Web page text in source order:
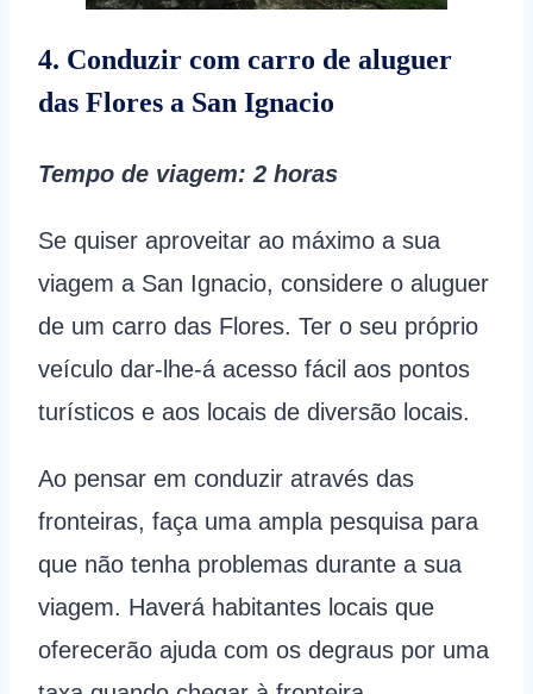
4. Conduzir com carro de aluguer
das Flores a San Ignacio
Tempo de viagem: 2 horas
Se quiser aproveitar ao máximo a sua
viagem a San Ignacio, considere o aluguer
de um carro das Flores. Ter o seu próprio
veículo dar-lhe-á acesso fácil aos pontos
turísticos e aos locais de diversão locais.
Ao pensar em conduzir através das
fronteiras, faça uma ampla pesquisa para
que não tenha problemas durante a sua
viagem. Haverá habitantes locais que
oferecerão ajuda com os degraus por uma